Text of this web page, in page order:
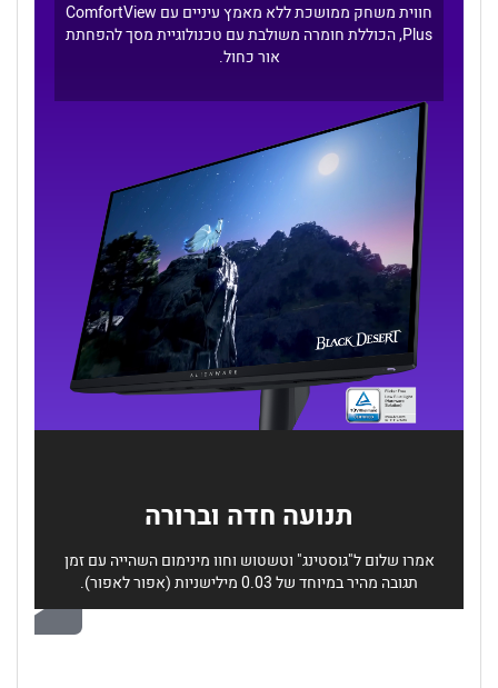
חווית משחק ממושכת ללא מאמץ עיניים עם ComfortView
Plus, הכוללת חומרה משולבת עם טכנולוגיית מסך להפחתת
אור כחול.
תנועה חדה וברורה
אמרו שלום ל"גוסטינג" וטשטוש וחוו מינימום השהייה עם זמן
תגובה מהיר במיוחד של 0.03 מילישניות (אפור לאפור).